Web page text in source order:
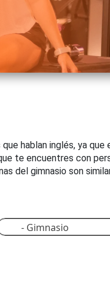
hablan inglés, ya que
te encuentres con
del gimnasio son
- Gimnasio